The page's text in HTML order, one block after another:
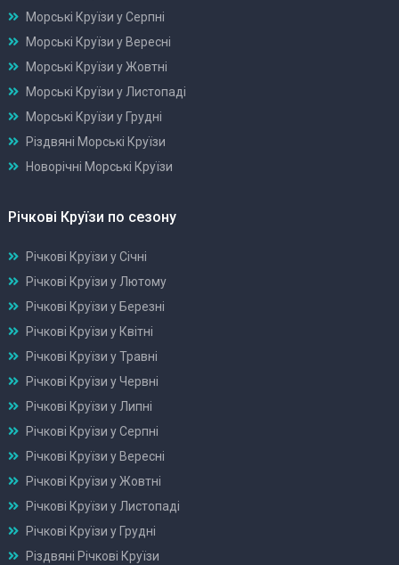
Морські Круїзи у Серпні
Морські Круїзи у Вересні
Морські Круїзи у Жовтні
Морські Круїзи у Листопаді
Морські Круїзи у Грудні
Різдвяні Морські Круїзи
Новорічні Морські Круїзи
Річкові Круїзи по сезону
Річкові Круїзи у Січні
Річкові Круїзи у Лютому
Річкові Круїзи у Березні
Річкові Круїзи у Квітні
Річкові Круїзи у Травні
Річкові Круїзи у Червні
Річкові Круїзи у Липні
Річкові Круїзи у Серпні
Річкові Круїзи у Вересні
Річкові Круїзи у Жовтні
Річкові Круїзи у Листопаді
Річкові Круїзи у Грудні
Різдвяні Річкові Круїзи